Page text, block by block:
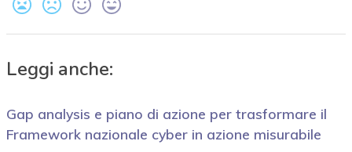
Leggi anche:
Gap analysis e piano di azione per trasformare il
Framework nazionale cyber in azione misurabile